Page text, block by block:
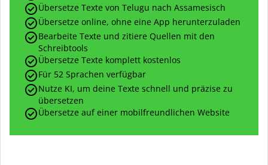
Übersetze Texte von Telugu nach Assamesisch
Übersetze online, ohne eine App herunterzuladen
Bearbeite Texte und zitiere Quellen mit den
Schreibtools
Übersetze Texte komplett kostenlos
Für 52 Sprachen verfügbar
Nutze KI, um deine Texte schnell und präzise zu
übersetzen
Übersetze auf einer mobilfreundlichen Website